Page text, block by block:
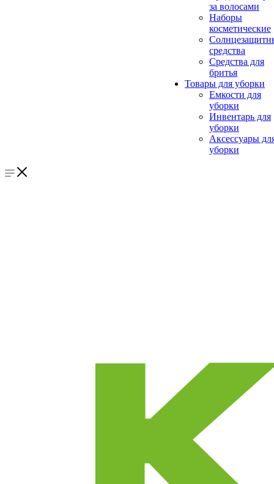
за волосами
Наборы
косметические
средства
Средства для
бритья
Товары для уборки
Емкости для
уборки
Инвентарь для
уборки
Аксессуары
уборки